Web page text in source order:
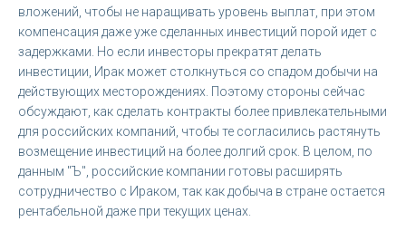
вложений, чтобы не наращивать уровень выплат, при этом
компенсация даже уже сделанных инвестиций порой идет с
задержками. Но если инвесторы прекратят делать
инвестиции, Ирак может столкнуться со спадом добычи на
действующих месторождениях. Поэтому стороны сейчас
обсуждают, как сделать контракты более привлекательными
для российских компаний, чтобы те согласились растянуть
возмещение инвестиций на более долгий срок. В целом, по
данным "Ъ", российские компании готовы расширять
сотрудничество с Ираком, так как добыча в стране остается
рентабельной даже при текущих ценах.